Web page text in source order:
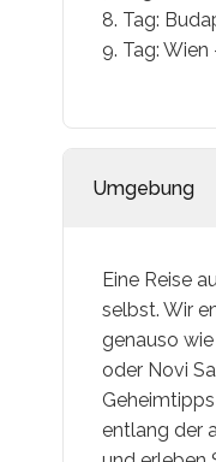
8. Tag:
9. Tag:
Umgebung
Eine Reise
selbst. Wir
genauso
oder Novi
entlang der